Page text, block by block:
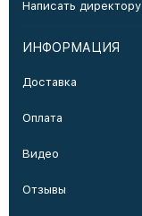
Написать директору
ИНФОРМАЦИЯ
Доставка
Оплата
Видео
Отзывы